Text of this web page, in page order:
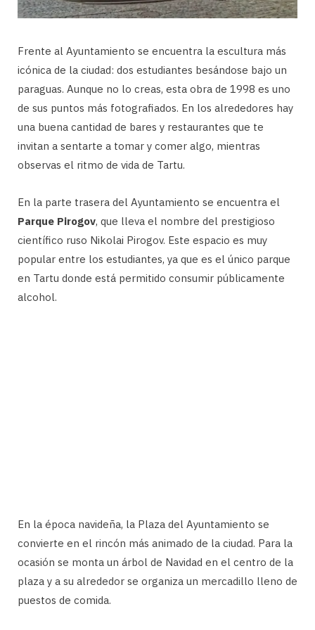
Frente al Ayuntamiento se encuentra la escultura más
icónica de la ciudad: dos estudiantes besándose bajo un
paraguas. Aunque no lo creas, esta obra de 1998 es uno
de sus puntos más fotografiados. En los alrededores hay
una buena cantidad de bares y restaurantes que te
invitan a sentarte a tomar y comer algo, mientras
observas el ritmo de vida de Tartu.
En la parte trasera del Ayuntamiento se encuentra el
Parque Pirogov, que lleva el nombre del prestigioso
científico ruso Nikolai Pirogov. Este espacio es muy
popular entre los estudiantes, ya que es el único parque
en Tartu donde está permitido consumir públicamente
alcohol.
En la época navideña, la Plaza del Ayuntamiento se
convierte en el rincón más animado de la ciudad. Para la
ocasión se monta un árbol de Navidad en el centro de la
plaza y a su alrededor se organiza un mercadillo lleno de
puestos de comida.